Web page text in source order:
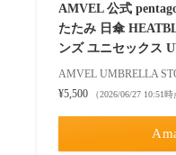
AMVEL 公式
たたみ 日傘
ンズ ユニセックス
AMVEL UMBRELLA
¥5,500
（2026/06/27 10:51